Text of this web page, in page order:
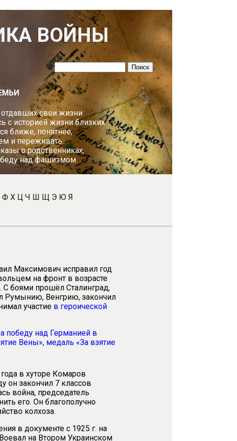
ВОЙНЫ
свои жизни
с историей жизни близких
ближе, понятнее,
и переживать.
о родственниках,
над фашизмом.
Ф Х Ц Ч Ш Щ Э Ю Я
Максимович исправил год
на фронт в возрасте
С боями прошёл Сталинград,
Румынию, Венгрию, закончил
участие в героической
победу над Германией в
Вены», медаль «За взятие
в хуторе Комаров
он закончил 7 классов
война, председатель
его. Он благополучно
колхоза.
в документе с 1925 г. на
Воевал на Втором Украинском